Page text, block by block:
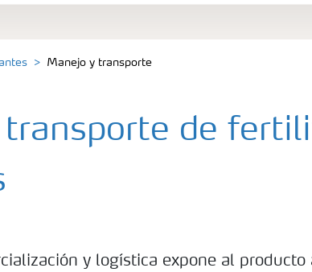
Manejo y transporte
de
y logística expone al